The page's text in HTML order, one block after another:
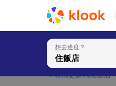
想去邊度？
尋找更多高雄酒店